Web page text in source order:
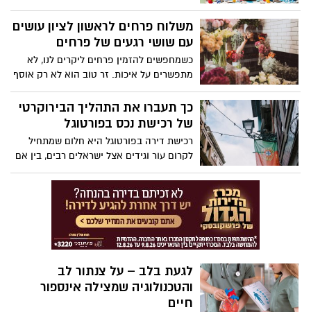
פעילויות שניתן למלא בהן את החג. עבור
הורים, מתנ"סים, מוסדות חינוך וארגונים,
האתגר הוא זהה: למצוא פעילות שתעסיק,
מקצועי ובטוח. כאן נכנסת לתמונה חברת
סינרקידס, שמובילה כבר יותר מ-21 שנה את
תחום ההפעלות לילדים בישראל, ומציעה
מערך מגוון ומותאם אישית של הפעלות חנוכה
לכל סוגי האירועים.
משלוח פרחים לראשון לציון עושים
עם שושי רגעים של פרחים
כשמחפשים להזמין פרחים ליקרים לנו, לא
מתפשרים על איכות. זר טוב הוא לא רק אוסף
של פרחים, הוא מחווה שמספרת סיפור,
מבטאת רגש ומשאירה רושם שנשאר הרבה
אחרי שהזר הועבר לידי הנמען.
כך תעברו את התהליך הבירוקרטי
של רכישת נכס בפורטוגל
רכישת דירה בפורטוגל היא חלום שמתחיל
לקרום עור וגידים אצל ישראלים רבים, בין אם
לשם השקעה, מגורים בעתיד או יצירת רשת
ביטחון כלכלית במקום יציב ומזמין. אבל כמו
כל מהלך משמעותי שכזה מעבר לים, גם כאן
הכניסה אל עולם הנדל"ן הפורטוגלי חושפת
שכבה של בירוקרטיה, מושגים חדשים ורגעים
שבהם צריך לעצור לרגע, לנשום ולהבין מה
לגעת בלב – על צנתור לב
והטכנולוגיה שמצילה אינספור
חיים